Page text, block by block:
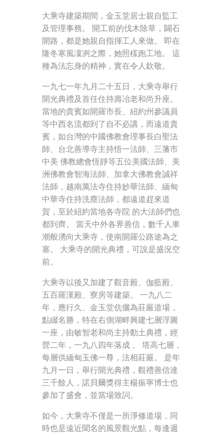
大乘寺建築期間，金玉堂居士親自監工
及管理事務。 開工前的伐木除草，闢石
開路，都是她親自指揮工人來做。 即在
隆冬寒風凜冽之際，她照樣跑工地。 這
種為法忘身的精神，實在令人欽敬。
一九七一年九月二十五日，大乘寺舉行
開光典禮及首任住持壽冶老和尚升座。
當地的貴賓如開羅市長、紐約州參議員
等中西名流都到了自不必講，而遠道貴
賓，如台灣的中國佛教會理事長白聖法
師、台北善導寺主持悟一法師、三藩市
中美 佛教總會恆靜等五位美國法師、美
洲佛教會智海法師、加拿大佛教會誠祥
法師，越南萬法寺住持妙華法師、緬甸
中華寺住持洗塵法師，都遠道趕來道
賀，至於紐約當地各寺院 的大法師們也
都到齊。 當天中外各界善信，數千人車
潮般湧向大乘寺，使南開羅公路途為之
塞。 大乘寺的開光典禮，可說是盛況空
前。
大乘寺以後又加建了觀音殿、伽藍殿、
五百羅漢殿、寮房等建築。 一九八二
年，應行久、金玉堂伉儷為莊嚴道場，
點綴名勝，特在右側湖畔興建七層浮圖
一座，由敏智老和尚主持動土典禮，經
營二年，一九八四年落成 。 塔高七層，
每層供緬甸玉佛一尊，法相莊嚴。 是年
九月一日，舉行開光典禮，觀禮善信達
三千餘人，諾貝爾獎得主楊振寧博士也
參加了盛會，並當場致詞。
如今，大乘寺不僅是一所淨修道場，同
時也是遠近聞名的風景觀光點，每逢週